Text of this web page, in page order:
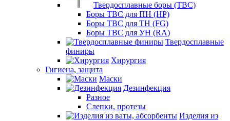
Твердосплавные боры (ТВС)
Боры ТВС для ПН (HP)
Боры ТВС для ТН (FG)
Боры ТВС для УН (RA)
Твердосплавные
финиры
Хирургия
Гигиена, защита
Маски
Дезинфекция
Разное
Слепки, протезы
Изделия из